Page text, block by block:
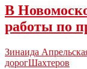
ремонт
дорог
завершен
на
50%
В
работы по
Зинаида
дорогШахтеров